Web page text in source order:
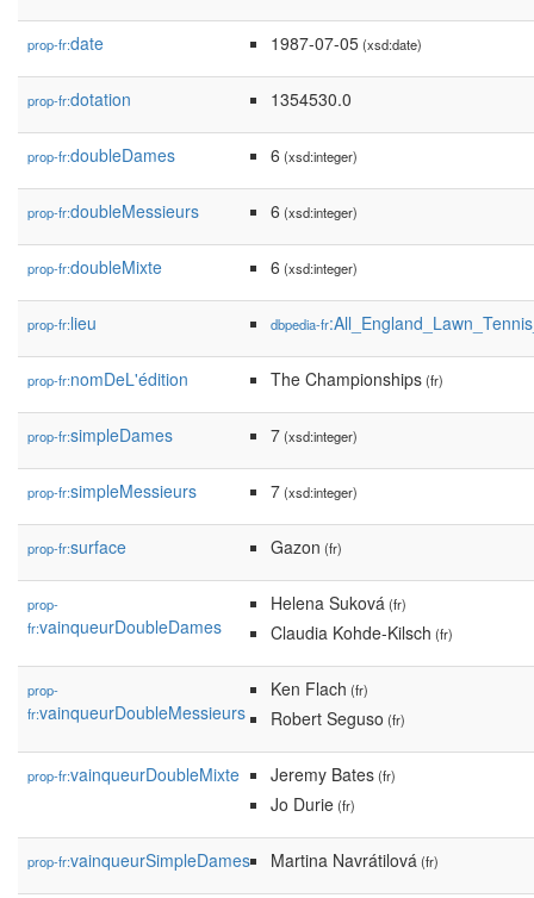
prop-fr:date 1987-07-05(xsd:date)
prop-fr:dotation 1354530.0
prop-fr:doubleDames 6 (xsd:integer)
prop-fr:doubleMessieurs 6 (xsd:integer)
prop-fr:doubleMixte 6 (xsd:integer)
prop-fr:lieu dbpedia-fr
prop-fr:nomDeL'édition The Championships(fr)
prop-fr:simpleDames 7(xsd:integer)
prop-fr:simpleMessieurs 7(xsd:integer)
prop-fr:surface Gazon (fr)
prop-
fr:vainqueurDoubleDames
Helena Suková(fr)
Claudia Kohde-Kilsch (fr)
prop-
fr:vainqueurDoubleMessieurs
Ken Flach (fr)
Robert Seguso (fr)
prop-fr:vainqueurDoubleMixte Jeremy Bates(fr)
Jo Durie(fr)
prop-fr:vainqueurSimpleDames Martina Navrátilová(fr)